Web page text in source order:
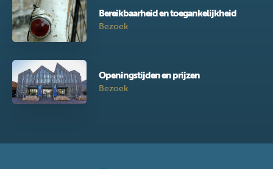
Bereikbaarheid en toegankelijkheid
Bezoek
Openingstijden en prijzen
Bezoek